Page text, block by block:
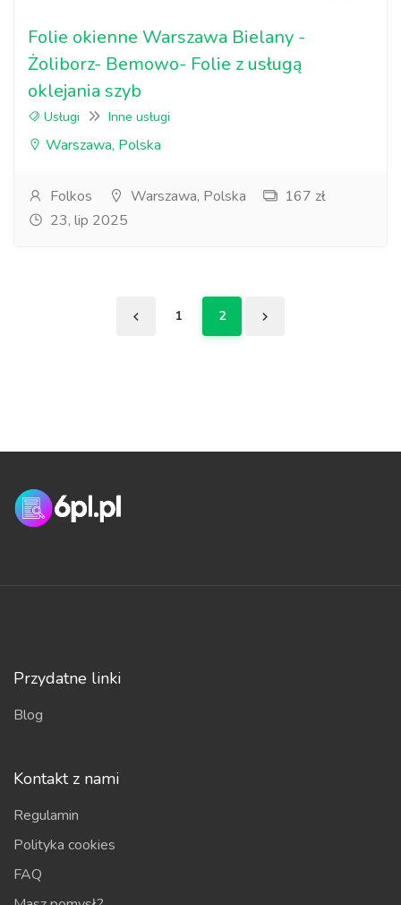
Folie okienne Warszawa Bielany -
Żoliborz- Bemowo- Folie z usługą
oklejania szyb
Usługi Inne usługi
Warszawa, Polska
Folkos Warszawa, Polska
167 zł
23, lip 2025
1 2
Przydatne linki
Blog
Kontakt z nami
Regulamin
Polityka cookies
FAQ